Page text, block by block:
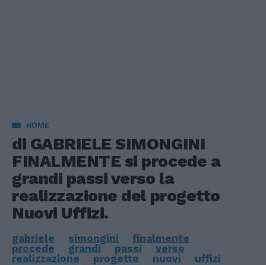
HOME
di GABRIELE SIMONGINI
FINALMENTE si procede a
grandi passi verso la
realizzazione del progetto
Nuovi Uffizi.
gabriele simongini
finalmente
procede
grandi passi
verso
realizzazione
progetto nuovi uffizi